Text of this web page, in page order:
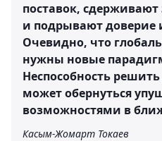
поставок,
и подрывают доверие
Очевидно, что
нужны новые
Неспособность
может обернуться
возможностями в
Касым-Жомарт Токаев